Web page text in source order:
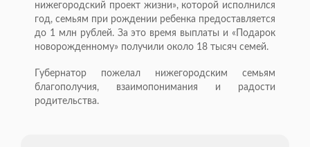
нижегородский проект жизни», которой исполнился
год, семьям при рождении ребенка предоставляется
до 1 млн рублей. За это время выплаты и «Подарок
новорожденному» получили около 18 тысяч семей.
Губернатор пожелал нижегородским семьям
благополучия, взаимопонимания и радости
родительства.